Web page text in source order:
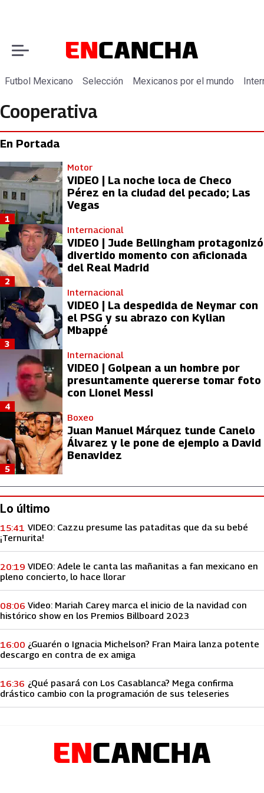
Futbol Mexicano Selección Mexicanos por el mundo
Cooperativa
En Portada
Motor
VIDEO | La noche loca de Checo
Pérez en la ciudad del pecado; Las
Vegas
1
Internacional
VIDEO | Jude Bellingham protagonizó
divertido momento con aficionada
del Real Madrid
2
Internacional
VIDEO | La despedida de Neymar con
el PSG y su abrazo con Kylian
Mbappé
3
Internacional
VIDEO | Golpean a un hombre por
presuntamente quererse tomar foto
con Lionel Messi
4
Boxeo
Juan Manuel Márquez tunde Canelo
Álvarez y le pone de ejemplo a David
Benavidez
5
Lo último
VIDEO: Cazzu presume las pataditas que da su bebé
¡Ternurita!
15:41
VIDEO: Adele le canta las mañanitas a fan mexicano en
pleno concierto, lo hace llorar
20:19
Video: Mariah Carey marca el inicio de la navidad con
histórico show en los Premios Billboard 2023
08:06
¿Guarén o Ignacia Michelson? Fran Maira lanza potente
descargo en contra de ex amiga
16:00
¿Qué pasará con Los Casablanca? Mega confirma
drástico cambio con la programación de sus teleseries
16:36